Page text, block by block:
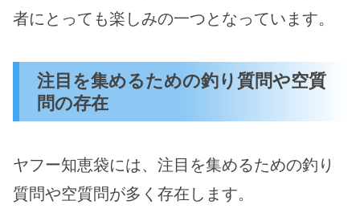
者にとっても楽しみの一つとなっています。
注目を集めるための釣り質問や空質
問の存在
ヤフー知恵袋には、注目を集めるための釣り
質問や空質問が多く存在します。